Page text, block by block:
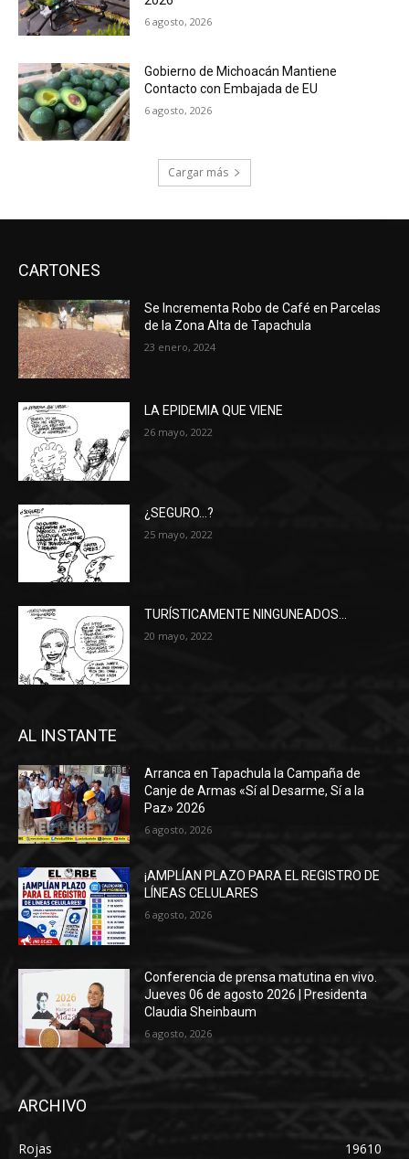
6 agosto, 2026
Gobierno de Michoacán Mantiene
Contacto con Embajada de EU
6 agosto, 2026
Cargar más
CARTONES
Se Incrementa Robo de Café en Parcelas
de la Zona Alta de Tapachula
23 enero, 2024
LA EPIDEMIA QUE VIENE
26 mayo, 2022
¿SEGURO…?
25 mayo, 2022
TURÍSTICAMENTE NINGUNEADOS…
20 mayo, 2022
AL INSTANTE
Arranca en Tapachula la Campaña de
Canje de Armas «Sí al Desarme, Sí a la
Paz» 2026
6 agosto, 2026
¡AMPLÍAN PLAZO PARA EL REGISTRO DE
LÍNEAS CELULARES
6 agosto, 2026
Conferencia de prensa matutina en vivo.
Jueves 06 de agosto 2026 | Presidenta
Claudia Sheinbaum
6 agosto, 2026
ARCHIVO
Rojas
19610